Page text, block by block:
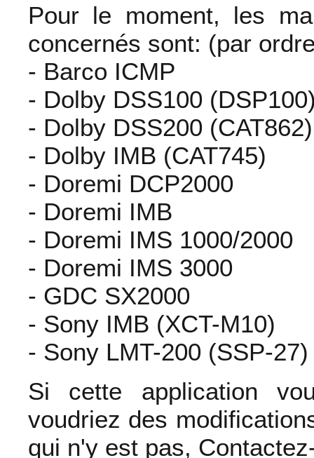
Pour le moment, les
concernés sont: (par
- Barco ICMP
- Dolby DSS100
- Dolby DSS200 (CAT862)
- Dolby IMB (CAT745)
- Doremi DCP2000
- Doremi IMB
- Doremi IMS 1000/2000
- Doremi IMS 3000
- GDC SX2000
- Sony IMB (XCT-M10)
- Sony LMT-200 (SSP-27)
Si cette application
voudriez des
qui n'y est pas,